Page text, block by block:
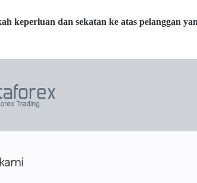
keperluan dan sekatan ke atas pelanggan